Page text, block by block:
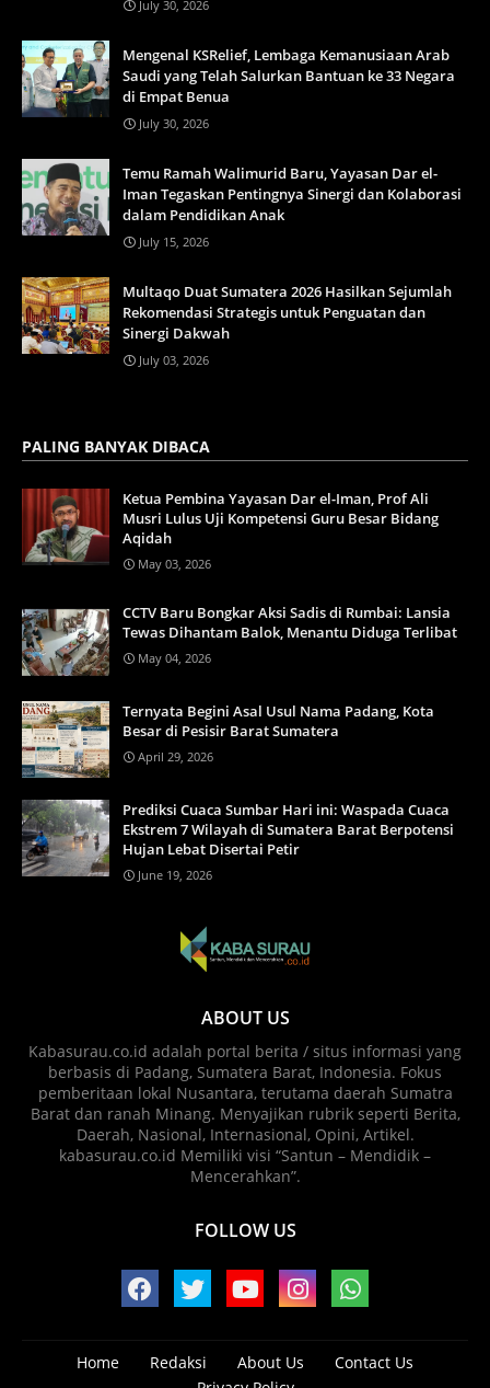
July 30, 2026
Mengenal KSRelief, Lembaga Kemanusiaan Arab
Saudi yang Telah Salurkan Bantuan ke 33 Negara
di Empat Benua
July 30, 2026
Temu Ramah Walimurid Baru, Yayasan Dar el-
Iman Tegaskan Pentingnya Sinergi dan Kolaborasi
dalam Pendidikan Anak
July 15, 2026
Multaqo Duat Sumatera 2026 Hasilkan Sejumlah
Rekomendasi Strategis untuk Penguatan dan
Sinergi Dakwah
July 03, 2026
PALING BANYAK DIBACA
Ketua Pembina Yayasan Dar el-Iman, Prof Ali
Musri Lulus Uji Kompetensi Guru Besar Bidang
Aqidah
May 03, 2026
CCTV Baru Bongkar Aksi Sadis di Rumbai: Lansia
Tewas Dihantam Balok, Menantu Diduga Terlibat
May 04, 2026
Ternyata Begini Asal Usul Nama Padang, Kota
Besar di Pesisir Barat Sumatera
April 29, 2026
Prediksi Cuaca Sumbar Hari ini: Waspada Cuaca
Ekstrem 7 Wilayah di Sumatera Barat Berpotensi
Hujan Lebat Disertai Petir
June 19, 2026
ABOUT US
Kabasurau.co.id adalah portal berita / situs informasi yang
berbasis di Padang, Sumatera Barat, Indonesia. Fokus
pemberitaan lokal Nusantara, terutama daerah Sumatra
Barat dan ranah Minang. Menyajikan rubrik seperti Berita,
Daerah, Nasional, Internasional, Opini, Artikel.
kabasurau.co.id Memiliki visi “Santun – Mendidik –
Mencerahkan”.
FOLLOW US
Home Redaksi About Us
Contact Us